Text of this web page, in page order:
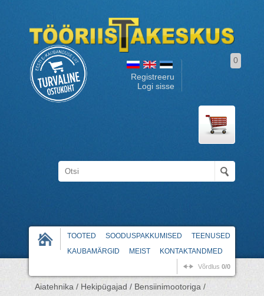
Registreeru
Logi sisse
0
TOOTED SOODUSPAKKUMISED
TEENUSED
KAUBAMÄRGID
MEIST KONTAKTANDMED
Võrdlus 0/0
Aiatehnika / Hekipügajad / Bensiinimootoriga /